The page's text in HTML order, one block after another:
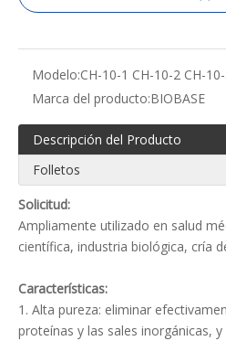
Modelo:CH-10-1 CH-10-2 CH-
Marca del producto:BIOBASE
Descripción del Producto
Folletos
Solicitud:
Ampliamente utilizado en salud
científica, industria biológica, cría
Características:
1. Alta pureza: eliminar
proteínas y las sales inorgánicas,